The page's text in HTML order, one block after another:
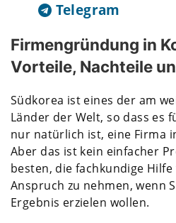
Telegram
Firmengründung in
Vorteile, Nachteile
Südkorea ist eines der am
Länder der Welt, so dass es
nur natürlich ist, eine Firma
Aber das ist kein einfacher
besten, die fachkundige Hilfe
Anspruch zu nehmen, wenn
Ergebnis erzielen wollen.